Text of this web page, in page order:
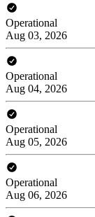
Operational
Aug 03, 2026
Operational
Aug 04, 2026
Operational
Aug 05, 2026
Operational
Aug 06, 2026